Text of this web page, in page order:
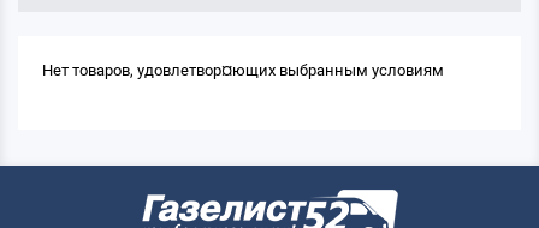
Нет товаров, удовлетвор¤ющих выбранным условиям